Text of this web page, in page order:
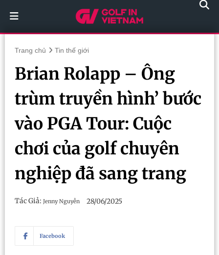
Trang chủ Tin thế giới
Brian Rolapp – Ông
trùm truyền hình’ bước
vào PGA Tour: Cuộc
chơi của golf chuyên
nghiệp đã sang trang
Tác Giả: Jenny Nguyễn 28/06/2025
Facebook